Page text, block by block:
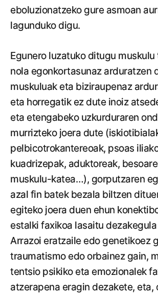
eboluzionatzeko gure asmoan
lagunduko digu.
Egunero luzatuko ditugu muskulu
nola egonkortasunaz arduratzen
muskuluak eta biziraupenaz
eta horregatik ez dute inoiz
eta etengabeko uzkurduraren
murrizteko joera dute
pelbicotrokantereoak, psoas
kuadrizepak, aduktoreak,
muskulu-katea…), gorputzaren
azal fin batek bezala biltzen
egiteko joera duen ehun
estalki faxikoa lasaitu
Arrazoi eratzaile edo genetikoez
traumatismo edo orbainez gain,
tentsio psikiko eta emozionalek
atzerapena eragin dezakete, eta,